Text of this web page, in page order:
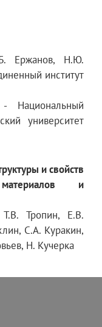
Ержанов, Н.Ю.
институт
Национальный
университет
и свойств
и
Тропин, Е.В.
С.А. Куракин,
Н. Кучерка